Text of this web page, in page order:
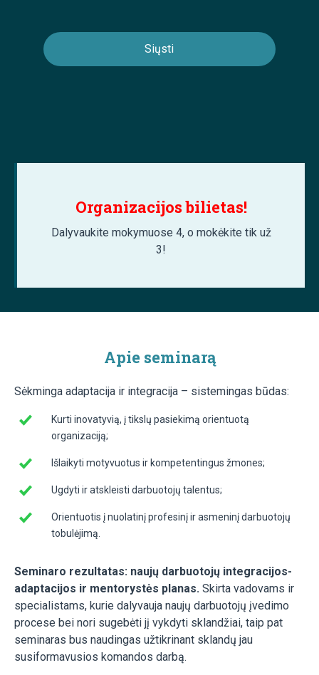
Organizacijos bilietas!
Dalyvaukite mokymuose 4, o mokėkite tik už
3!
Apie seminarą
Sėkminga adaptacija ir integracija – sistemingas būdas:
Kurti inovatyvią, į tikslų pasiekimą orientuotą
organizaciją;
Išlaikyti motyvuotus ir kompetentingus žmones;
Ugdyti ir atskleisti darbuotojų talentus;
Orientuotis į nuolatinį profesinį ir asmeninį darbuotojų
tobulėjimą.
Seminaro rezultatas: naujų darbuotojų integracijos-
adaptacijos ir mentorystės planas. Skirta vadovams ir
specialistams, kurie dalyvauja naujų darbuotojų įvedimo
procese bei nori sugebėti jį vykdyti sklandžiai, taip pat
seminaras bus naudingas užtikrinant sklandų jau
susiformavusios komandos darbą.